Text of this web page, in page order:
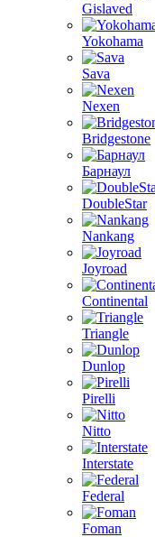
Gislaved
Yokohama
Sava
Nexen
Bridgestone
Барнаул
DoubleStar
Nankang
Joyroad
Continental
Triangle
Dunlop
Pirelli
Nitto
Interstate
Federal
Foman